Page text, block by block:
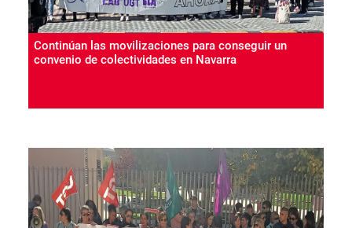
Continúan las movilizaciones para conseguir un
convenio de colectividades en Navarra